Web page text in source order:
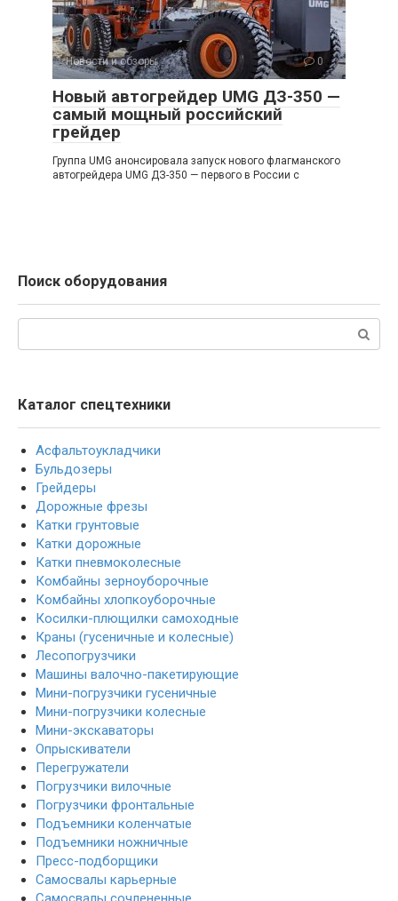
Новости и обзоры 0
Новый автогрейдер UMG ДЗ-350 —
самый мощный российский
грейдер
Группа UMG анонсировала запуск нового флагманского
автогрейдера UMG ДЗ-350 — первого в России с
Поиск оборудования
Каталог спецтехники
Асфальтоукладчики
Бульдозеры
Грейдеры
Дорожные фрезы
Катки грунтовые
Катки дорожные
Катки пневмоколесные
Комбайны зерноуборочные
Комбайны хлопкоуборочные
Косилки-плющилки самоходные
Краны (гусеничные и колесные)
Лесопогрузчики
Машины валочно-пакетирующие
Мини-погрузчики гусеничные
Мини-погрузчики колесные
Мини-экскаваторы
Опрыскиватели
Перегружатели
Погрузчики вилочные
Погрузчики фронтальные
Подъемники коленчатые
Подъемники ножничные
Пресс-подборщики
Самосвалы карьерные